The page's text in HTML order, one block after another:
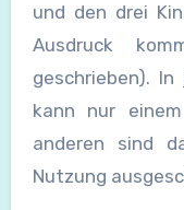
und den drei
Ausdruck
geschrieben).
kann nur
anderen sind
Nutzung